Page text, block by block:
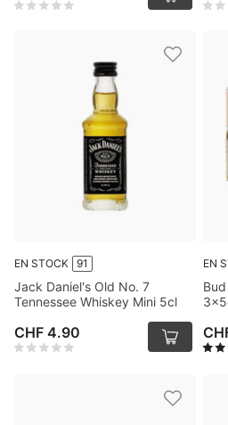
EN STOCK 91
Jack Daniel's Old No. 7
Tennessee Whiskey Mini 5cl
CHF 4.90
EN